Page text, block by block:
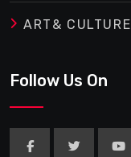
ART& CULTURE
Follow Us On